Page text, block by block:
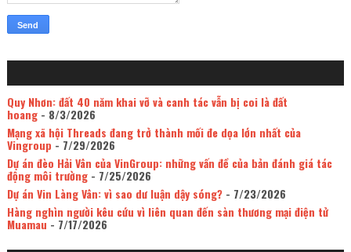
Quy Nhơn: đất 40 năm khai vỡ và canh tác vẫn bị coi là đất
hoang- 8/3/2026
Mạng xã hội Threads đang trở thành mối đe dọa lớn nhất của
Vingroup - 7/29/2026
Dự án đèo Hải Vân của VinGroup: những vấn đề của bản đánh giá tác
động môi trường- 7/25/2026
Dự án Vin Làng Vân: vì sao dư luận dậy sóng?- 7/23/2026
Hàng nghìn người kêu cứu vì liên quan đến sàn thương mại điện tử
Muamau- 7/17/2026